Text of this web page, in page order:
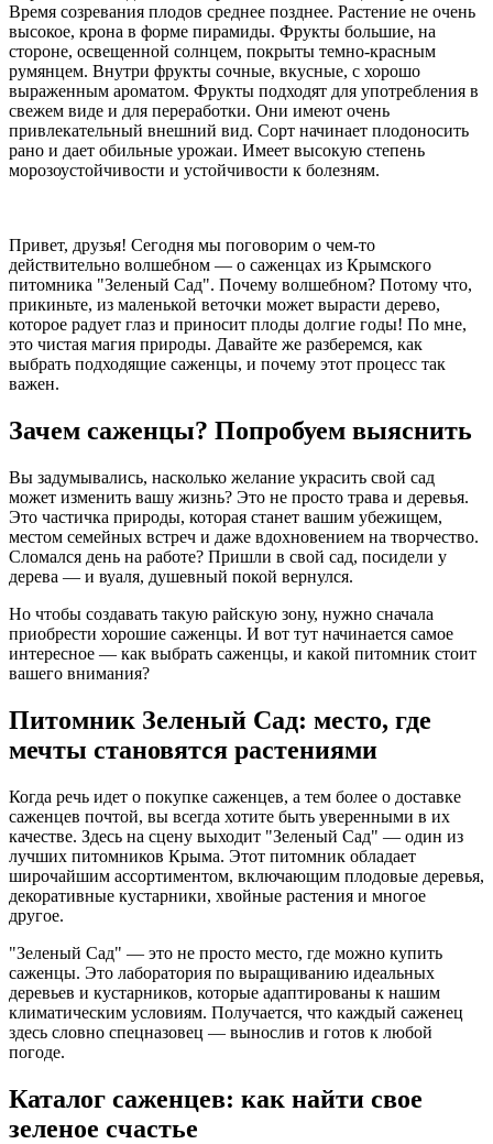
Время созревания плодов среднее позднее. Растение не очень
высокое, крона в форме пирамиды. Фрукты большие, на
стороне, освещенной солнцем, покрыты темно-красным
румянцем. Внутри фрукты сочные, вкусные, с хорошо
выраженным ароматом. Фрукты подходят для употребления в
свежем виде и для переработки. Они имеют очень
привлекательный внешний вид. Сорт начинает плодоносить
рано и дает обильные урожаи. Имеет высокую степень
морозоустойчивости и устойчивости к болезням.
Привет, друзья! Сегодня мы поговорим о чем-то
действительно волшебном — о саженцах из Крымского
питомника "Зеленый Сад". Почему волшебном? Потому что,
прикиньте, из маленькой веточки может вырасти дерево,
которое радует глаз и приносит плоды долгие годы! По мне,
это чистая магия природы. Давайте же разберемся, как
выбрать подходящие саженцы, и почему этот процесс так
важен.
Зачем саженцы? Попробуем выяснить
Вы задумывались, насколько желание украсить свой сад
может изменить вашу жизнь? Это не просто трава и деревья.
Это частичка природы, которая станет вашим убежищем,
местом семейных встреч и даже вдохновением на творчество.
Сломался день на работе? Пришли в свой сад, посидели у
дерева — и вуаля, душевный покой вернулся.
Но чтобы создавать такую райскую зону, нужно сначала
приобрести хорошие саженцы. И вот тут начинается самое
интересное — как выбрать саженцы, и какой питомник стоит
вашего внимания?
Питомник Зеленый Сад: место, где
мечты становятся растениями
Когда речь идет о покупке саженцев, а тем более о доставке
саженцев почтой, вы всегда хотите быть уверенными в их
качестве. Здесь на сцену выходит "Зеленый Сад" — один из
лучших питомников Крыма. Этот питомник обладает
широчайшим ассортиментом, включающим плодовые деревья,
декоративные кустарники, хвойные растения и многое
другое.
"Зеленый Сад" — это не просто место, где можно купить
саженцы. Это лаборатория по выращиванию идеальных
деревьев и кустарников, которые адаптированы к нашим
климатическим условиям. Получается, что каждый саженец
здесь словно спецназовец — вынослив и готов к любой
погоде.
Каталог саженцев: как найти свое
зеленое счастье